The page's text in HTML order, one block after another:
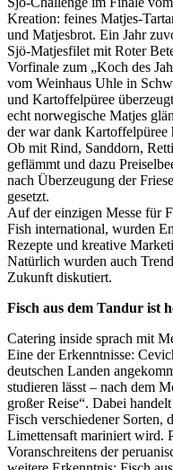
Kreation: feines Matjes-
und Matjesbrot. Ein Jahr
Sjö-Matjesfilet mit Roter
Vorfinale zum „Koch des
vom Weinhaus Uhle in
und Kartoffelpüree
echt norwegische Matjes
der war dank Kartoffelpüree
Ob mit Rind, Sanddorn,
geflämmt und dazu
nach Überzeugung der
gesetzt.
Auf der einzigen Messe für
Fish international, wurden
Rezepte und kreative
Natürlich wurden auch
Zukunft diskutiert.
Fisch aus dem Tandur ist
Catering inside sprach mit
Eine der Erkenntnisse:
deutschen Landen
studieren lässt – nach dem
großer Reise“. Dabei
Fisch verschiedener Sorten,
Limettensaft mariniert wird.
Voranschreitens der